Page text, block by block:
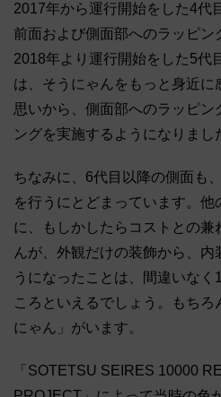
2017年から運行開始をした4代
前面および側面部へのラッピン
2018年より運行開始をした5代
は、そうにゃんをもっと身近に
思いから、側面部へのラッピ
ングを実施するようになりまし
ちなみに、6代目以降の側面も
を行うにとどまっています。他
に、もしかしたらコストとの
んが、外観だけの装飾から、内
うになったことは、間違いなく
ころといえるでしょう。もちろ
にゃん」がいます。
「SOTETSU SEIRES 10000